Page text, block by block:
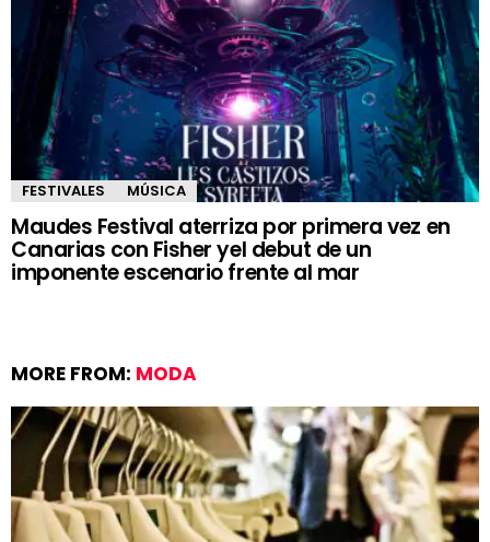
FESTIVALES MÚSICA
Maudes Festival aterriza por primera vez en
Canarias con Fisher yel debut de un
imponente escenario frente al mar
MORE FROM: MODA